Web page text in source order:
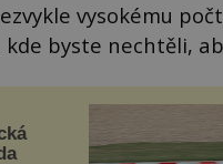
vysokému
byste nechtěli,